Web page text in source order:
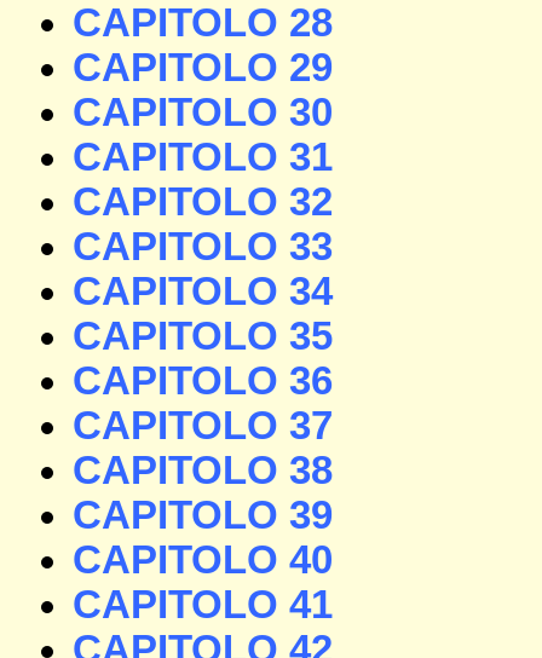
CAPITOLO 28
CAPITOLO 29
CAPITOLO 30
CAPITOLO 31
CAPITOLO 32
CAPITOLO 33
CAPITOLO 34
CAPITOLO 35
CAPITOLO 36
CAPITOLO 37
CAPITOLO 38
CAPITOLO 39
CAPITOLO 40
CAPITOLO 41
CAPITOLO 42